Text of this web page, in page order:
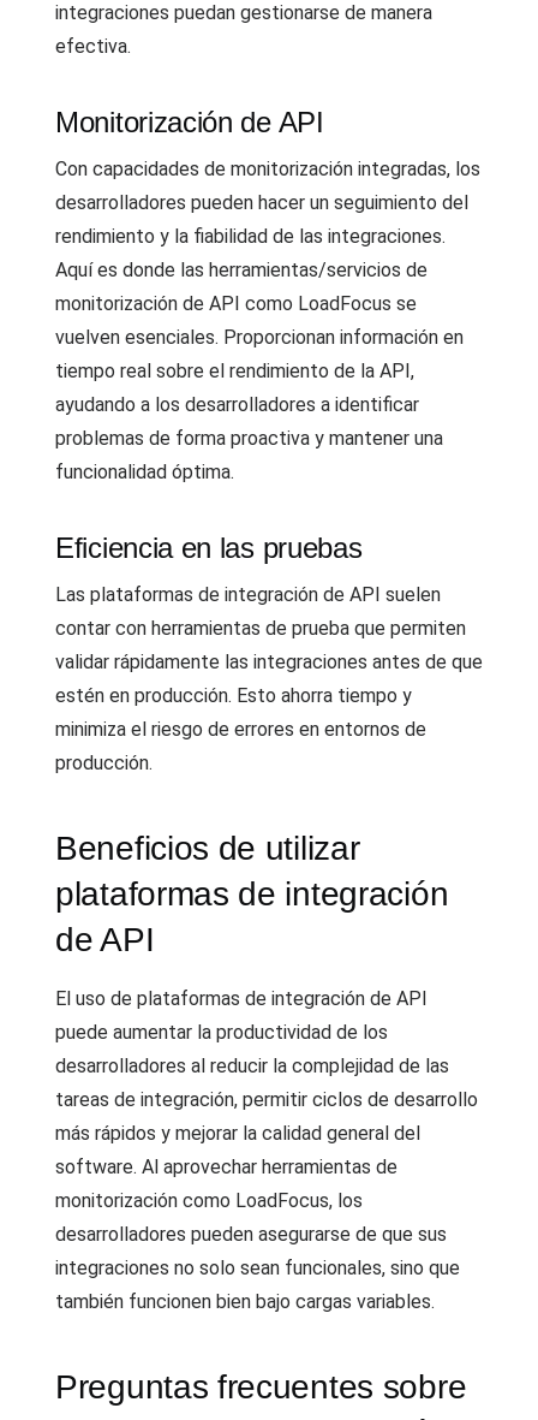
integraciones puedan gestionarse de manera
efectiva.
Monitorización de API
Con capacidades de monitorización integradas, los
desarrolladores pueden hacer un seguimiento del
rendimiento y la fiabilidad de las integraciones.
Aquí es donde las herramientas/servicios de
monitorización de API como LoadFocus se
vuelven esenciales. Proporcionan información en
tiempo real sobre el rendimiento de la API,
ayudando a los desarrolladores a identificar
problemas de forma proactiva y mantener una
funcionalidad óptima.
Eficiencia en las pruebas
Las plataformas de integración de API suelen
contar con herramientas de prueba que permiten
validar rápidamente las integraciones antes de que
estén en producción. Esto ahorra tiempo y
minimiza el riesgo de errores en entornos de
producción.
Beneficios de utilizar
plataformas de integración
de API
El uso de plataformas de integración de API
puede aumentar la productividad de los
desarrolladores al reducir la complejidad de las
tareas de integración, permitir ciclos de desarrollo
más rápidos y mejorar la calidad general del
software. Al aprovechar herramientas de
monitorización como LoadFocus, los
desarrolladores pueden asegurarse de que sus
integraciones no solo sean funcionales, sino que
también funcionen bien bajo cargas variables.
Preguntas frecuentes sobre